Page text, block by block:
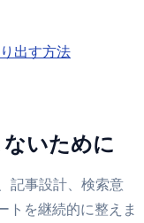
出す方法
いために
記事設計、検索意
トを継続的に整えま